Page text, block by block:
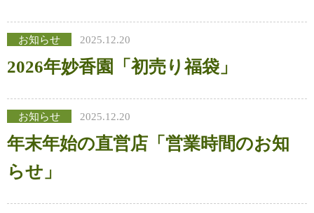
お知らせ 2025.12.20
2026年妙香園「初売り福袋」
お知らせ 2025.12.20
年末年始の直営店「営業時間のお知
らせ」